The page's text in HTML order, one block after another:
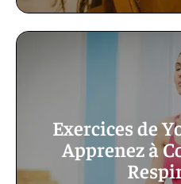
Exercices de
Apprenez à